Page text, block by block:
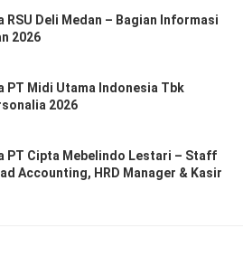
RSU Deli Medan – Bagian Informasi
2026
PT Midi Utama Indonesia Tbk
2026
PT Cipta Mebelindo Lestari – Staff
Accounting, HRD Manager & Kasir